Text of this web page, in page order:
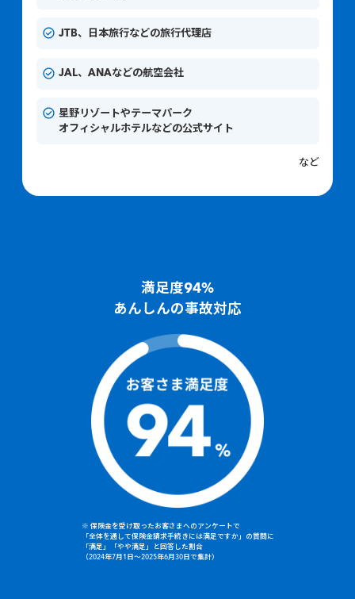
JTB、日本旅行などの旅行代理店
JAL、ANAなどの航空会社
星野リゾートやテーマパーク
オフィシャルホテルなどの公式サイト
など
満足度94%
あんしんの事故対応
※ 保険金を受け取ったお客さまへのアンケートで
「全体を通して保険金請求手続きには満足ですか」の質問に
「満足」「やや満足」と回答した割合
（2024年7月1日～2025年6月30日で集計）